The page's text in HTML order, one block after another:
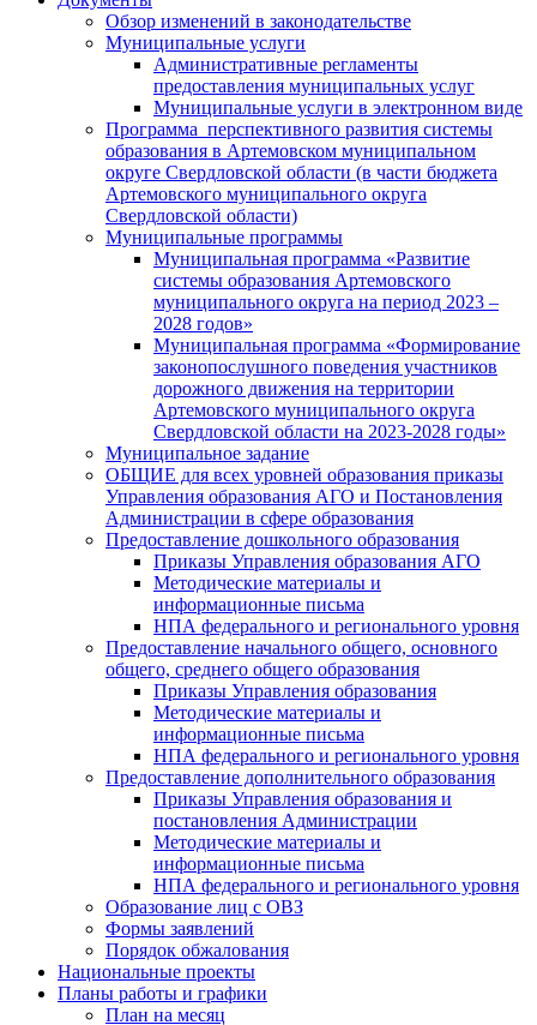
Обзор изменений в законодательстве
Муниципальные услуги
Административные регламенты
предоставления муниципальных услуг
Муниципальные услуги в электронном виде
Программа перспективного развития системы
образования в Артемовском муниципальном
округе Свердловской области (в части бюджета
Артемовского муниципального округа
Свердловской области)
Муниципальные программы
Муниципальная программа «Развитие
системы образования Артемовского
муниципального округа на период 2023 –
2028 годов»
Муниципальная программа «Формирование
законопослушного поведения участников
дорожного движения на территории
Артемовского муниципального округа
Свердловской области на 2023-2028 годы»
Муниципальное задание
ОБЩИЕ для всех уровней образования приказы
Управления образования АГО и Постановления
Администрации в сфере образования
Предоставление дошкольного образования
Приказы Управления образования АГО
Методические материалы и
информационные письма
НПА федерального и регионального уровня
Предоставление начального общего, основного
общего, среднего общего образования
Приказы Управления образования
Методические материалы и
информационные письма
НПА федерального и регионального уровня
Предоставление дополнительного образования
Приказы Управления образования и
постановления Администрации
Методические материалы и
информационные письма
НПА федерального и регионального уровня
Образование лиц с ОВЗ
Формы заявлений
Порядок обжалования
Национальные проекты
Планы работы и графики
План на месяц